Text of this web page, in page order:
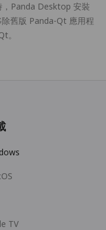
，Panda Desktop 安裝
舊版 Panda-Qt 應用程
。
TV